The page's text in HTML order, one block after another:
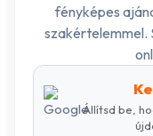
fényképes
szakértelemmel.
Állítsd be,